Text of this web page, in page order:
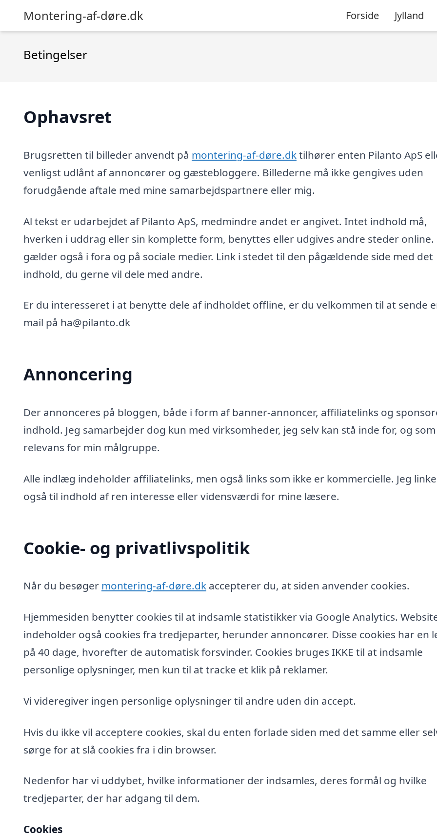
Montering-af-døre.dk Forside Jylland
Betingelser
Ophavsret
Brugsretten til billeder anvendt på montering-af-døre.dktilhører enten Pilanto ApS
venligst udlånt af annoncører og gæstebloggere. Billederne må ikke gengives uden
forudgående aftale med mine samarbejdspartnere eller mig.
Al tekst er udarbejdet af Pilanto ApS, medmindre andet er angivet. Intet indhold må,
hverken i uddrag eller sin komplette form, benyttes eller udgives andre steder
gælder også i fora og på sociale medier. Link i stedet til den pågældende side med det
indhold, du gerne vil dele med andre.
Er du interesseret i at benytte dele af indholdet offline, er du velkommen til at sende
mail på ha@pilanto.dk
Annoncering
Der annonceres på bloggen, både i form af banner-annoncer, affiliatelinks og
indhold. Jeg samarbejder dog kun med virksomheder, jeg selv kan stå inde for, og
relevans for min målgruppe.
Alle indlæg indeholder affiliatelinks, men også links som ikke er kommercielle. Jeg
også til indhold af ren interesse eller vidensværdi for mine læsere.
Cookie- og privatlivspolitik
Når du besøger montering-af-døre.dk accepterer du, at siden anvender cookies.
Hjemmesiden benytter cookies til at indsamle statistikker via Google Analytics.
indeholder også cookies fra tredjeparter, herunder annoncører. Disse cookies har en
på 40 dage, hvorefter de automatisk forsvinder. Cookies bruges IKKE til at indsamle
personlige oplysninger, men kun til at tracke et klik på reklamer.
Vi videregiver ingen personlige oplysninger til andre uden din accept.
Hvis du ikke vil acceptere cookies, skal du enten forlade siden med det samme eller
sørge for at slå cookies fra i din browser.
Nedenfor har vi uddybet, hvilke informationer der indsamles, deres formål og hvilke
tredjeparter, der har adgang til dem.
Cookies